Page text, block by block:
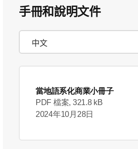
手冊和說明文件
當地語系化商業小冊子
PDF 檔案, 321.8 kB
2024年10月28日